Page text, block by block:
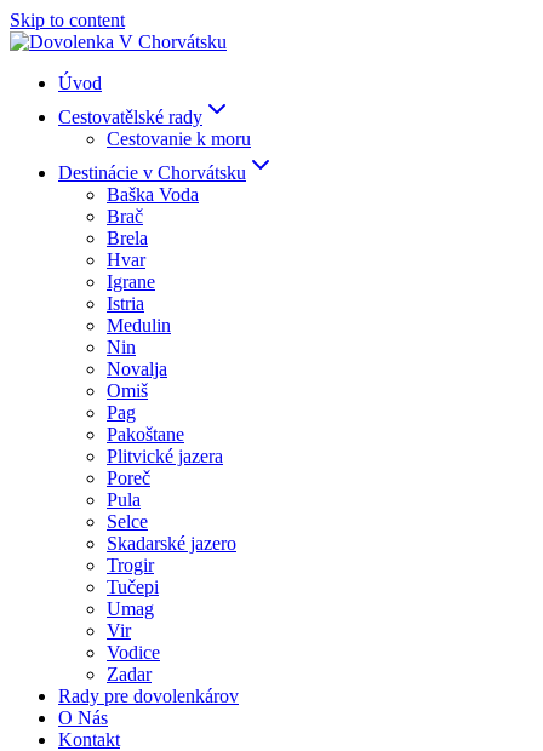
Skip to content
Úvod
Cestovatělské rady
Cestovanie k moru
Destinácie v Chorvátsku
Baška Voda
Brač
Brela
Hvar
Igrane
Istria
Medulin
Nin
Novalja
Omiš
Pag
Pakoštane
Plitvické jazera
Poreč
Pula
Selce
Skadarské jazero
Trogir
Tučepi
Umag
Vir
Vodice
Zadar
Rady pre dovolenkárov
O Nás
Kontakt